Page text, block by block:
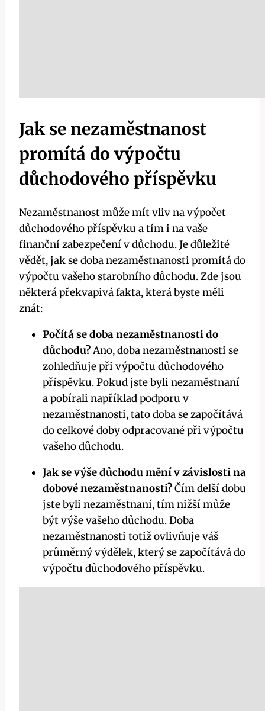
Jak se nezaměstnanost
promítá do výpočtu
důchodového příspěvku
Nezaměstnanost může mít vliv na výpočet
důchodového příspěvku a tím i na vaše
finanční zabezpečení v důchodu. Je důležité
vědět, jak se doba nezaměstnanosti promítá do
výpočtu vašeho starobního důchodu. Zde jsou
některá překvapivá fakta, která byste měli
znát:
Počítá se doba nezaměstnanosti do
důchodu?Ano, doba nezaměstnanosti se
zohledňuje při výpočtu důchodového
příspěvku. Pokud jste byli nezaměstnaní
a pobírali například podporu v
nezaměstnanosti, tato doba se započítává
do celkové doby odpracované při výpočtu
vašeho důchodu.
Jak se výše důchodu mění v závislosti na
dobové nezaměstnanosti?Čím delší dobu
jste byli nezaměstnaní, tím nižší může
být výše vašeho důchodu. Doba
nezaměstnanosti totiž ovlivňuje váš
průměrný výdělek, který se započítává do
výpočtu důchodového příspěvku.